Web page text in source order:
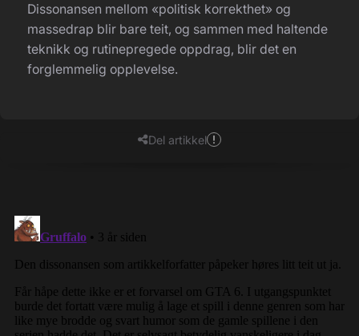
Dissonansen mellom «politisk korrekthet» og
massedrap blir bare teit, og sammen med haltende
teknikk og rutinepregede oppdrag, blir det en
forglemmelig opplevelse.
Del artikkel